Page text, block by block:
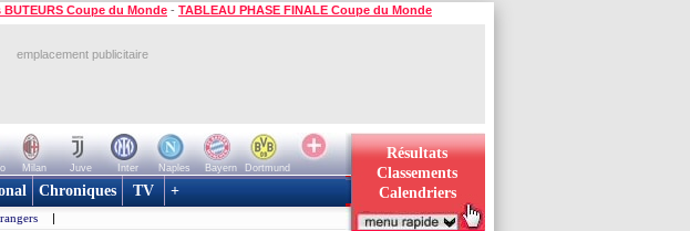
Coupe du Monde - TABLEAU PHASE FINALE Coupe du Monde
emplacement publicitaire
Milan Juve Inter Naples Bayern
Dortmund
Résultats
Classements
Calendriers
Chroniques TV +
|